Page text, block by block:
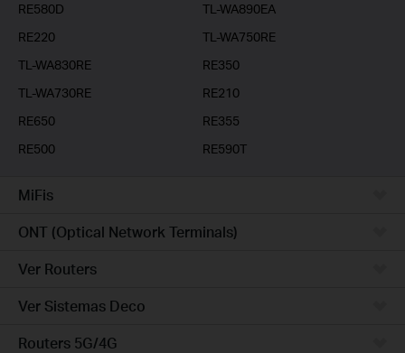
RE580D
TL-WA890EA
RE220
TL-WA750RE
TL-WA830RE
RE350
TL-WA730RE
RE210
RE650
RE355
RE500
RE590T
MiFis
ONT (Optical Network Terminals)
Ver Routers
Ver Sistemas Deco
Routers 5G/4G